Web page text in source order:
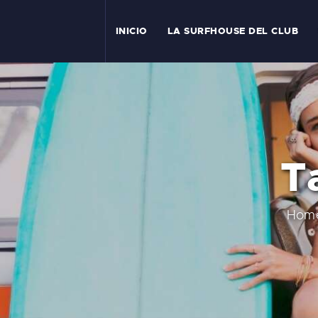
INICIO LA SURFHOUSE DEL CLUB